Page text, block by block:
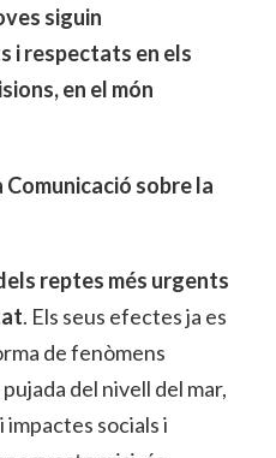
siguin
i respectats en els
en el món
sobre la
reptes més urgents
. Els seus efectes ja es
de fenòmens
del nivell del mar,
socials i